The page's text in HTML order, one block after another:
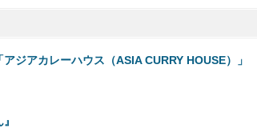
ジアカレーハウス（ASIA CURRY HOUSE）」